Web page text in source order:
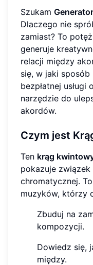
Szukam
Dlaczego nie
zamiast? To
generuje
relacji między
się, w jaki
bezpłatnej usługi
narzędzie do
akordów.
Czym jest
Ten krąg
pokazuje
chromatycznej.
muzyków, którzy
Zbuduj na
kompozycji.
Dowiedz się,
między.